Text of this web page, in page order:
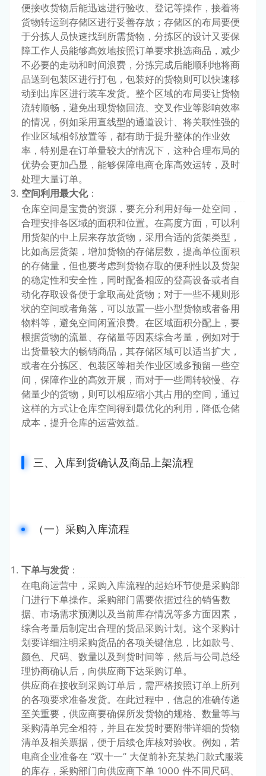
便接收货物后能迅速进行验收、登记等操作，接着将
货物转运到存储区进行妥善存放；存储区的布局要便
于分拣人员快速找到所需货物，分拣区的设计又要保
障工作人员能够高效地按照订单要求挑选商品，减少
不必要的走动和时间浪费，分拣完成后能顺利地将商
品送到包装区进行打包，包装好的货物则可以快速移
动到出库区进行装车发货。整个区域的布局要让货物
流转顺畅，避免出现货物回流、交叉作业等影响效率
的情况，例如采用直线型的通道设计、将关联性强的
作业区域相邻放置等，都有助于提升整体的作业效
率，特别是在订单量较大的情况下，这种合理布局的
优势会更加凸显，能够保障电商仓库高效运转，及时
处理大量订单。
空间利用最大化：
仓库空间是宝贵的资源，要充分利用好每一处空间，
合理安排各区域的面积和位置。在高度方面，可以利
用货架的中上层来存放货物，采用合适的货架类型，
比如高层货架，增加货物的存储层数，提高单位面积
的存储量，但也要考虑到货物存取的便利性以及货架
的稳定性和安全性，同时配备相应的登高设备或者自
动化存取设备便于拿取高处货物；对于一些不规则形
状的空间或者角落，可以放置一些小型货物或者备用
物料等，避免空间闲置浪费。在区域面积分配上，要
根据货物的流量、存储量等因素综合考量，例如对于
出货量较大的畅销商品，其存储区域可以适当扩大，
或者在分拣区、包装区等相关作业区域多预留一些空
间，保障作业的高效开展，而对于一些周转较慢、存
储量少的货物，则可以相应缩小其占用的空间，通过
这样的方式让仓库空间得到最优化的利用，降低仓储
成本，提升仓库的运营效益。
三、入库到货确认及商品上架流程
（一）采购入库流程
下单与发货：
在电商运营中，采购入库流程的起始环节便是采购部
门进行下单操作。采购部门需要依据过往的销售数
据、市场需求预测以及当前库存情况等多方面因素，
综合考量后制定出合理的货品采购计划。这个采购计
划要详细注明采购货品的各项关键信息，比如款号、
颜色、尺码、数量以及到货时间等，然后与公司总经
理协商确认后，向供应商下达采购订单。
供应商在接收到采购订单后，需严格按照订单上所列
的各项要求准备发货。在此过程中，信息的准确传递
至关重要，供应商要确保所发货物的规格、数量等与
采购清单完全相符，并且在发货时要附带详细的货物
清单及相关票据，便于后续仓库核对验收。例如，若
电商企业准备在 “双十一” 大促前补充某热门款式服装
的库存，采购部门向供应商下单 1000 件不同尺码、